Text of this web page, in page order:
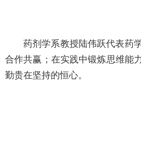
药剂学系教授陆伟跃代表药学
合作共赢；在实践中锻炼思维能
勤贵在坚持的恒心。